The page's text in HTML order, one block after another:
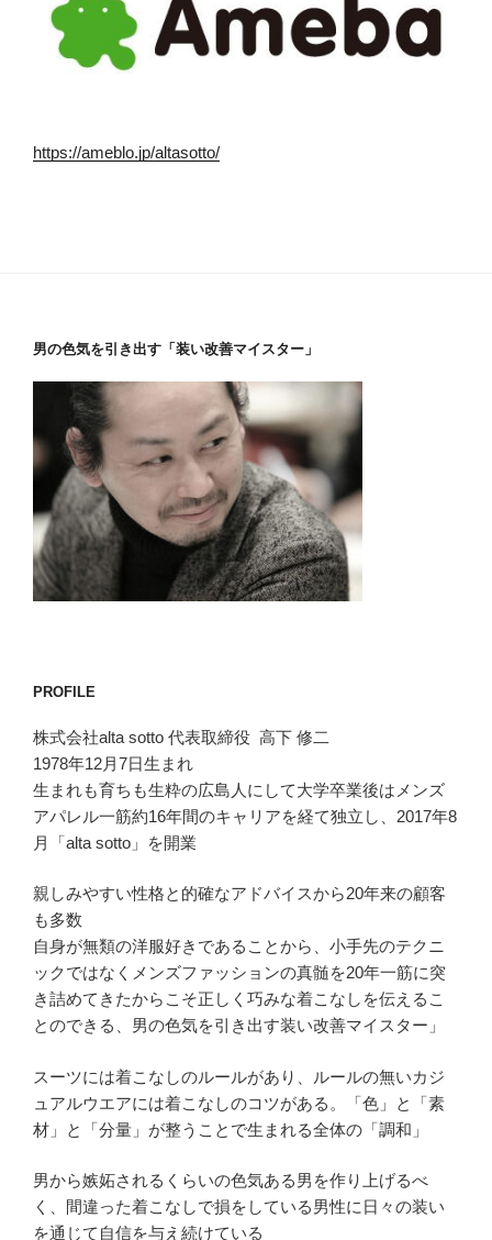
https://ameblo.jp/altasotto/
男の色気を引き出す「装い改善マイスター」
PROFILE
株式会社alta sotto 代表取締役 高下 修二
1978年12月7日生まれ
生まれも育ちも生粋の広島人にして大学卒業後はメンズ
アパレル一筋約16年間のキャリアを経て独立し、2017年8
月「alta sotto」を開業
親しみやすい性格と的確なアドバイスから20年来の顧客
も多数
自身が無類の洋服好きであることから、小手先のテクニ
ックではなくメンズファッションの真髄を20年一筋に突
き詰めてきたからこそ正しく巧みな着こなしを伝えるこ
とのできる、男の色気を引き出す装い改善マイスター」
スーツには着こなしのルールがあり、ルールの無いカジ
ュアルウエアには着こなしのコツがある。「色」と「素
材」と「分量」が整うことで生まれる全体の「調和」
男から嫉妬されるくらいの色気ある男を作り上げるべ
く、間違った着こなしで損をしている男性に日々の装い
を通じて自信を与え続けている